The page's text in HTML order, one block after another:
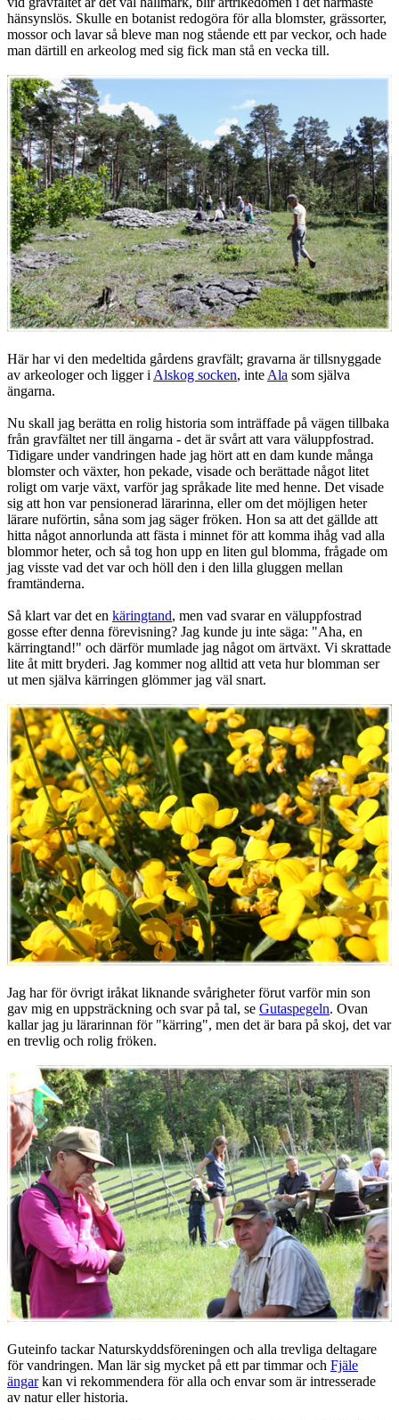
hänsynslös. Skulle en botanist redogöra för alla blomster, grässorter,
mossor och lavar så bleve man nog stående ett par veckor, och hade
man därtill en arkeolog med sig fick man stå en vecka till.
Här har vi den medeltida gårdens gravfält; gravarna är tillsnyggade
av arkeologer och ligger i Alskog socken, inte Ala som själva
ängarna.
Nu skall jag berätta en rolig historia som inträffade på vägen tillbaka
från gravfältet ner till ängarna - det är svårt att vara väluppfostrad.
Tidigare under vandringen hade jag hört att en dam kunde många
blomster och växter, hon pekade, visade och berättade något litet
roligt om varje växt, varför jag språkade lite med henne. Det visade
sig att hon var pensionerad lärarinna, eller om det möjligen heter
lärare nuförtin, såna som jag säger fröken. Hon sa att det gällde att
hitta något annorlunda att fästa i minnet för att komma ihåg vad alla
blommor heter, och så tog hon upp en liten gul blomma, frågade om
jag visste vad det var och höll den i den lilla gluggen mellan
framtänderna.
Så klart var det en käringtand, men vad svarar en väluppfostrad
gosse efter denna förevisning? Jag kunde ju inte säga: "Aha, en
kärringtand!" och därför mumlade jag något om ärtväxt. Vi skrattade
lite åt mitt bryderi. Jag kommer nog alltid att veta hur blomman ser
ut men själva kärringen glömmer jag väl snart.
Jag har för övrigt iråkat liknande svårigheter förut varför min son
gav mig en uppsträckning och svar på tal, se Gutaspegeln. Ovan
kallar jag ju lärarinnan för "kärring", men det är bara på skoj, det var
en trevlig och rolig fröken.
Guteinfo tackar Naturskyddsföreningen och alla trevliga deltagare
för vandringen. Man lär sig mycket på ett par timmar och Fjäle
ängarkan vi rekommendera för alla och envar som är intresserade
av natur eller historia.